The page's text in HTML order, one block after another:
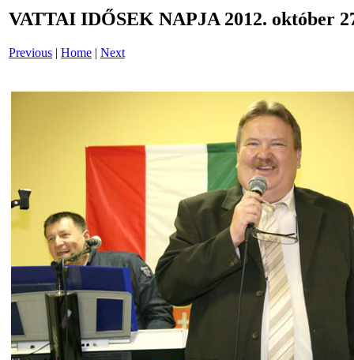
VATTAI IDŐSEK NAPJA 2012. október
Previous | Home | Next